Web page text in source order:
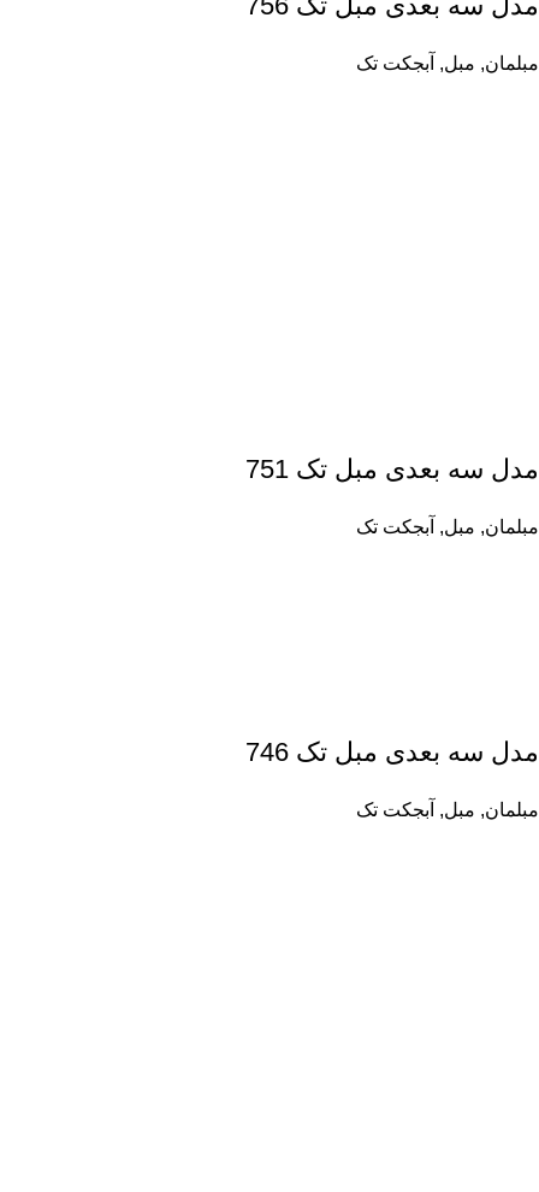
مبلمان, مبل, آبجکت تک
مدل سه بعدی مبل تک 751
مبلمان, مبل, آبجکت تک
مدل سه بعدی مبل تک 746
مبلمان, مبل, آبجکت تک